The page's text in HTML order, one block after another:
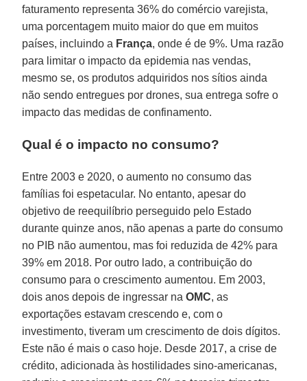
faturamento representa 36% do comércio varejista,
uma porcentagem muito maior do que em muitos
países, incluindo a França, onde é de 9%. Uma razão
para limitar o impacto da epidemia nas vendas,
mesmo se, os produtos adquiridos nos sítios ainda
não sendo entregues por drones, sua entrega sofre o
impacto das medidas de confinamento.
Qual é o impacto no consumo?
Entre 2003 e 2020, o aumento no consumo das
famílias foi espetacular. No entanto, apesar do
objetivo de reequilíbrio perseguido pelo Estado
durante quinze anos, não apenas a parte do consumo
no PIB não aumentou, mas foi reduzida de 42% para
39% em 2018. Por outro lado, a contribuição do
consumo para o crescimento aumentou. Em 2003,
dois anos depois de ingressar naOMC, as
exportações estavam crescendo e, com o
investimento, tiveram um crescimento de dois dígitos.
Este não é mais o caso hoje. Desde 2017, a crise de
crédito, adicionada às hostilidades sino-americanas,